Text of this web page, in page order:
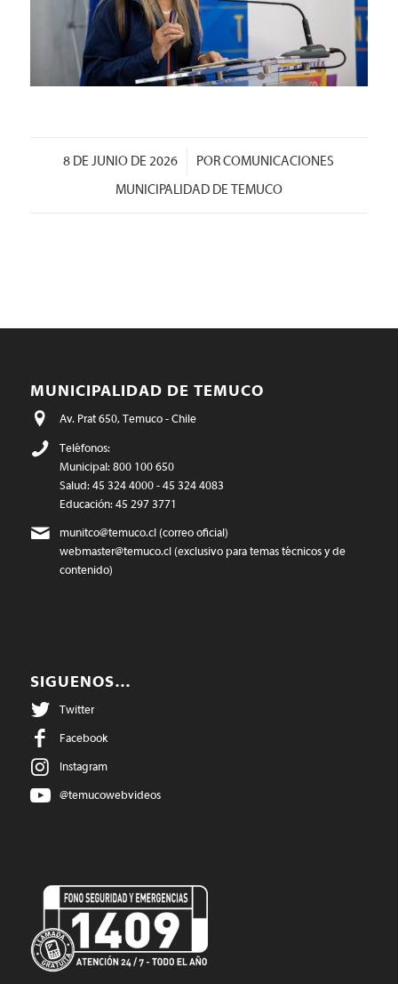
8 DE JUNIO DE 2026
/ PORCOMUNICACIONES
MUNICIPALIDAD DE TEMUCO
MUNICIPALIDAD DE TEMUCO
Av. Prat 650, Temuco - Chile
Teléfonos:
Municipal: 800 100 650
Salud: 45 324 4000 - 45 324 4083
Educación: 45 297 3771
munitco@temuco.cl(correo oficial)
webmaster@temuco.cl(exclusivo para temas técnicos y de
contenido)
SIGUENOS…
Twitter
Facebook
Instagram
@temucowebvideos